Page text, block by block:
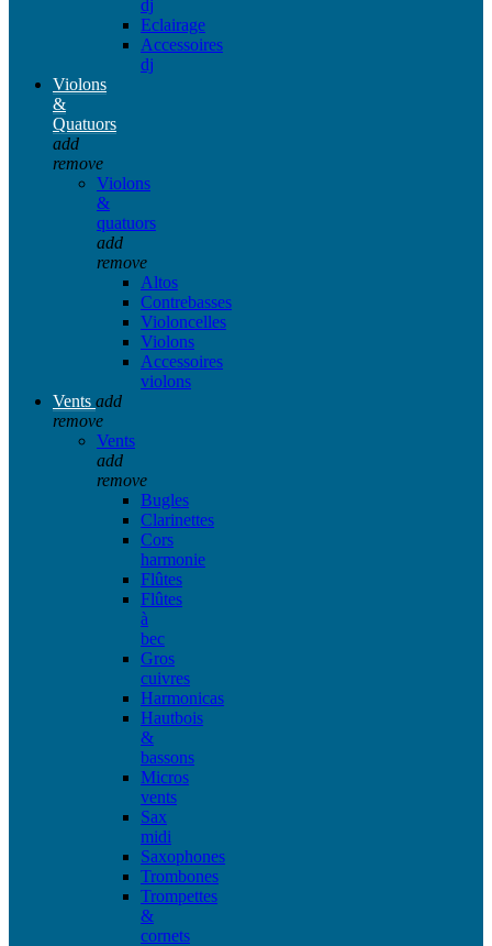
dj
Eclairage
Accessoires
dj
Violons
&
Quatuors
add
remove
Violons
&
quatuors
add
remove
Altos
Contrebasses
Violoncelles
Violons
Accessoires
violons
Vents add
remove
Vents
add
remove
Bugles
Clarinettes
Cors
harmonie
Flûtes
Flûtes
à
bec
Gros
cuivres
Harmonicas
Hautbois
&
bassons
Micros
vents
Sax
midi
Saxophones
Trombones
Trompettes
&
cornets